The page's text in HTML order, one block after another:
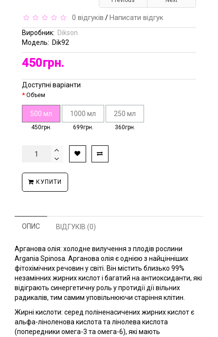
0 відгуків /Написати відгук
Виробник: Dikson
Модель: Dik92
450грн.
Доступні варіанти
Объем
500 мл
450грн.
1000 мл
699грн.
250 мл
360грн.
КУПИТИ
ОПИС ВІДГУКІВ (0)
Арганова олія: холодне вилучення з плодів рослини
Argania Spinosa. Арганова олія є однією з найцінніших
фітохімічних речовин у світі. Він містить близько 99%
незамінних жирних кислот і багатий на антиоксиданти, які
відіграють синергетичну роль у протидії дії вільних
радикалів, тим самим уповільнюючи старіння клітин.
Жирні кислоти: серед поліненасичених жирних кислот є
альфа-ліноленова кислота та лінолева кислота
(попередники омега-3 та омега-6), які мають